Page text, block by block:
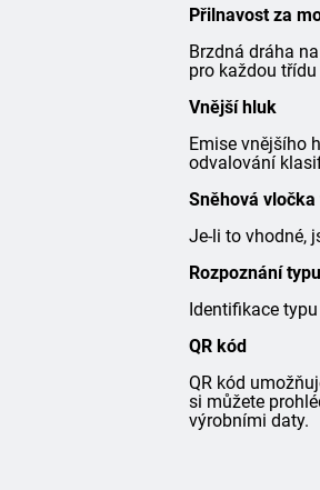
Přilnavost za
Brzdná dráha
pro každou
Vnější hluk
Emise vnějšího
odvalování
Sněhová
Je-li to vhodné,
Rozpoznání
Identifikace
QR kód
QR kód
si můžete
výrobními daty.